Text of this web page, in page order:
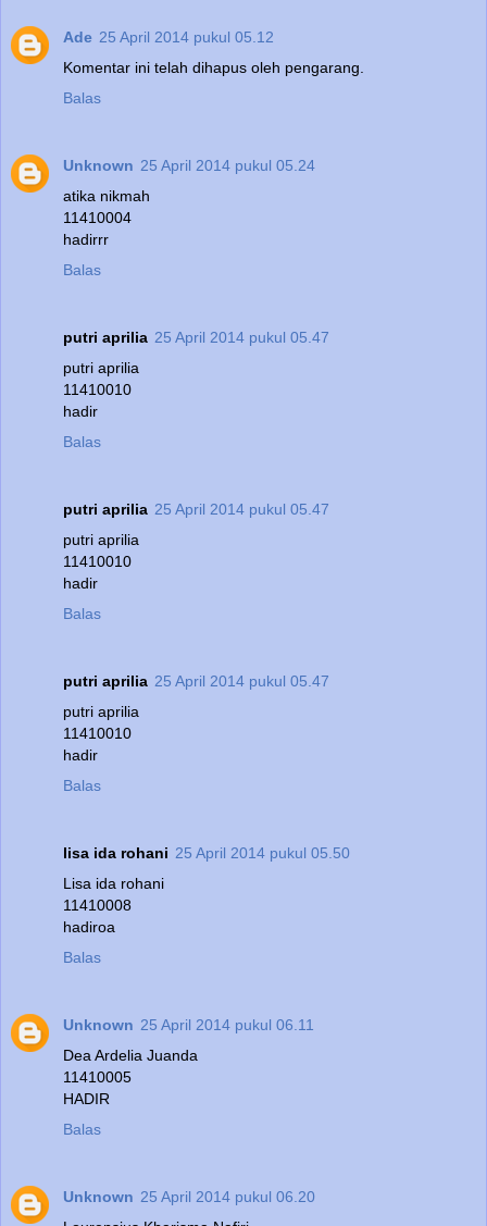
Ade 25 April 2014 pukul 05.12
Komentar ini telah dihapus oleh pengarang.
Balas
Unknown 25 April 2014 pukul 05.24
atika nikmah
11410004
hadirrr
Balas
putri aprilia 25 April 2014 pukul 05.47
putri aprilia
11410010
hadir
Balas
putri aprilia 25 April 2014 pukul 05.47
putri aprilia
11410010
hadir
Balas
putri aprilia 25 April 2014 pukul 05.47
putri aprilia
11410010
hadir
Balas
lisa ida rohani 25 April 2014 pukul 05.50
Lisa ida rohani
11410008
hadiroa
Balas
Unknown 25 April 2014 pukul 06.11
Dea Ardelia Juanda
11410005
HADIR
Balas
Unknown 25 April 2014 pukul 06.20